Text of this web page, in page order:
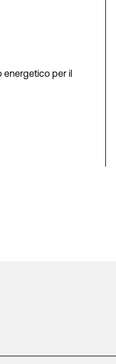
energetico per il